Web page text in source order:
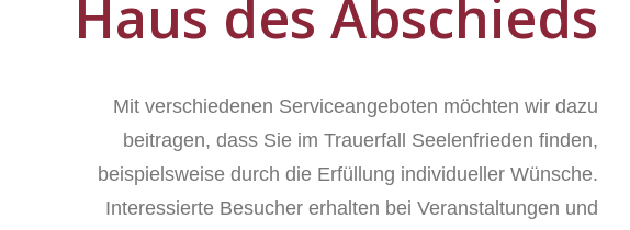
Haus des Abschieds
Mit verschiedenen Serviceangeboten möchten wir dazu
beitragen, dass Sie im Trauerfall Seelenfrieden finden,
beispielsweise durch die Erfüllung individueller Wünsche.
Interessierte Besucher erhalten bei Veranstaltungen und